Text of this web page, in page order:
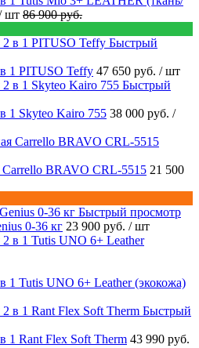
шт 86 900 руб.
Быстрый
1 PITUSO Teffy 47 650 руб. / шт
Быстрый
1 Skyteo Kairo 755 38 000 руб. /
Carrello BRAVO CRL-5515 21 500
Быстрый просмотр
0-36 кг 23 900 руб. / шт
1 Tutis UNO 6+ Leather (экокожа)
Быстрый
1 Rant Flex Soft Therm 43 990 руб.